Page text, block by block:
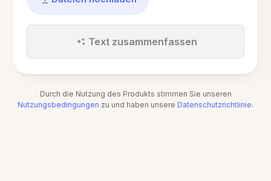
Text zusammenfassen
Durch die Nutzung des Produkts stimmen Sie unseren
Nutzungsbedingungen zu und haben unsere Datenschutzrichtlinie.